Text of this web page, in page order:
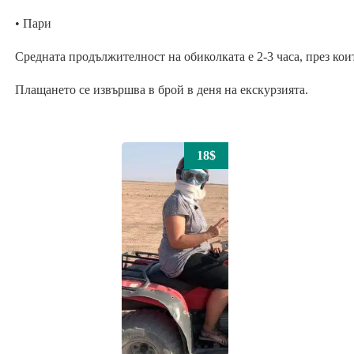
• Пари
Средната продължителност на обиколката е 2-3 часа, през
Плащането се извършва в брой в деня на екскурзията.
18$